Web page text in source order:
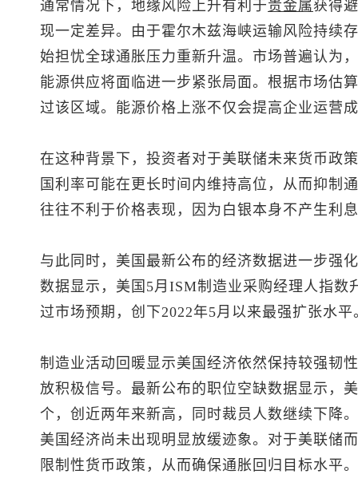
通常情况下，地缘风险上升有利于贵金属获得
现一定差异。由于霍尔木兹海峡运输风险持续
始担忧全球通胀压力重新升温。市场普遍认为
能源供应将面临进一步紧张局面。根据市场估
过该区域。能源价格上涨不仅会提高企业运营
在这种背景下，投资者对于美联储未来货币政
国利率可能在更长时间内维持高位，从而抑制
往往不利于价格表现，因为白银本身不产生利
与此同时，美国最新公布的经济数据进一步强
数据显示，美国5月ISM制造业采购经理人指数
过市场预期，创下2022年5月以来最强扩张水平
制造业活动回暖显示美国经济依然保持较强韧
放积极信号。最新公布的职位空缺数据显示，
个，创近两年来新高，同时裁员人数继续下降
美国经济尚未出现明显放缓迹象。对于美联储
限制性货币政策，从而确保通胀回归目标水平。